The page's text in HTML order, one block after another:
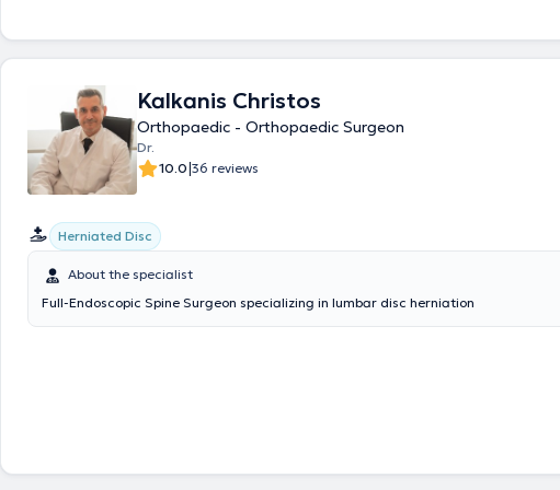
arthroscopy (Orthopedic Department and Orthopedic Research Center, AMC
Amsterdam). He holds a Master’s degree (MSc) in "Exercise and Health" and has
objective is to provide high-level, personalized medical services through continuous
education.
Kalkanis Christos
Orthopaedic - Orthopaedic Surgeon
Dr.
10.0|36 reviews
Herniated Disc
About the specialist
Full-Endoscopic Spine Surgeon specializing in lumbar disc herniation